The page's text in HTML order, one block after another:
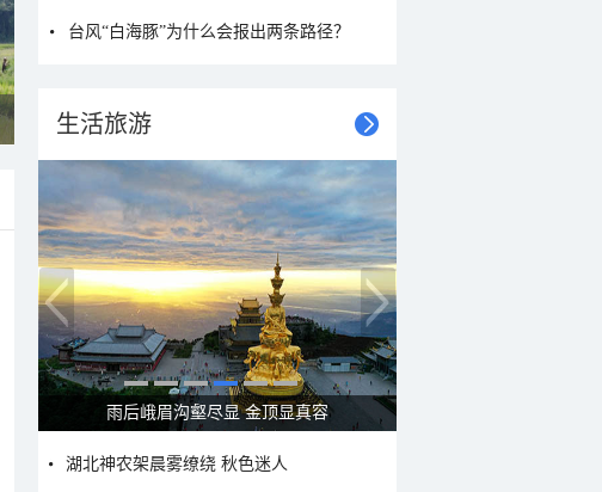
台风“白海豚”为什么会报出两条路径？
生活旅游
秋意浓 蓝天映衬下的哈尔滨伏尔加庄园
湖北神农架晨雾缭绕 秋色迷人